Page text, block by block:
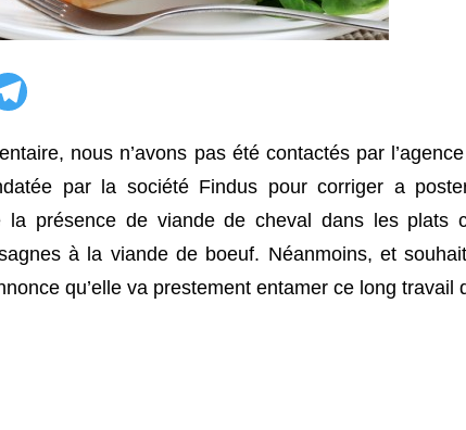
nous n’avons pas été contactés par
par la société Findus pour corriger a
la présence de viande de cheval dans les plats
à la viande de boeuf. Néanmoins, et
qu’elle va prestement entamer ce long travail